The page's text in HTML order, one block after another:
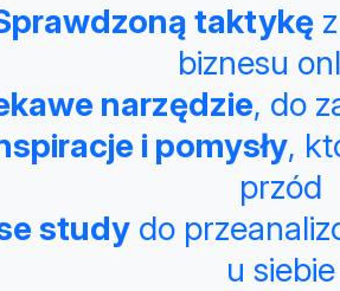
taktykę
biznesu
narzędzie, do
i pomysły,
przód
studydo
u siebie